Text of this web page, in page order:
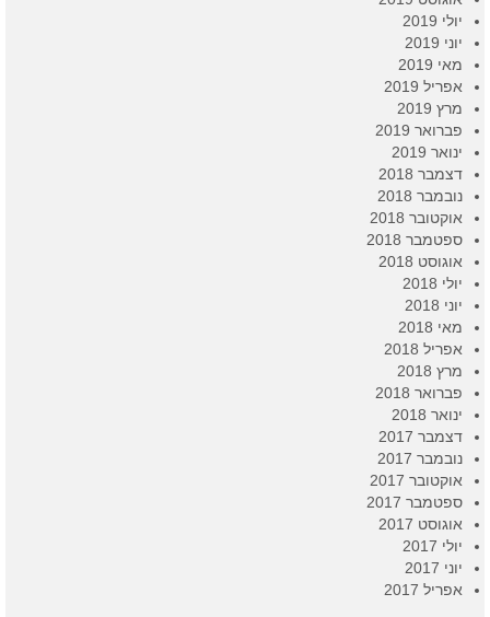
יולי 2019
יוני 2019
מאי 2019
אפריל 2019
מרץ 2019
פברואר 2019
ינואר 2019
דצמבר 2018
נובמבר 2018
אוקטובר 2018
ספטמבר 2018
אוגוסט 2018
יולי 2018
יוני 2018
מאי 2018
אפריל 2018
מרץ 2018
פברואר 2018
ינואר 2018
דצמבר 2017
נובמבר 2017
אוקטובר 2017
ספטמבר 2017
אוגוסט 2017
יולי 2017
יוני 2017
אפריל 2017